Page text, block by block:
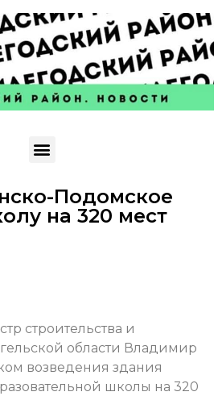
Подомское
на 320 мест
строительства и
области Владимир
возведения здания
школы на 320